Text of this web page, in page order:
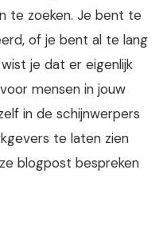
te zoeken. Je bent te
of je bent al te lang
je dat er eigenlijk
mensen in jouw
in de schijnwerpers
te laten zien
blogpost bespreken